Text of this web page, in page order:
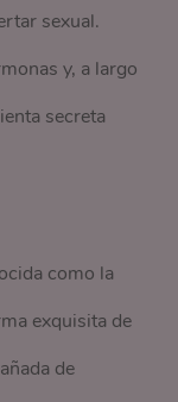
sexual.
y, a largo
secreta
como la
exquisita de
de